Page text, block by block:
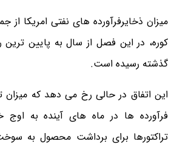
میزان ذخایرفرآورده های نفتی امریکا
گذشته رسیده است.
این اتفاق در حالی رخ می دهد که میزان
فرآورده ها در ماه های آینده به اوج
تراکتورها برای برداشت محصول به